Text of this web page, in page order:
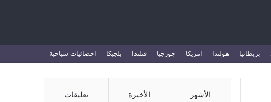
بريطانيا هولندا امريكا جورجيا فنلندا بلجيكا احصائيات سياحية
الأشهر الأخيرة تعليقات